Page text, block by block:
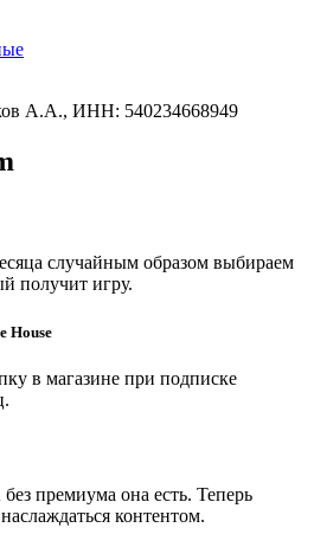
А.А., ИНН: 540234668949
случайным образом выбираем
получит игру.
House
в магазине при подписке
премиума она есть. Теперь
контентом.